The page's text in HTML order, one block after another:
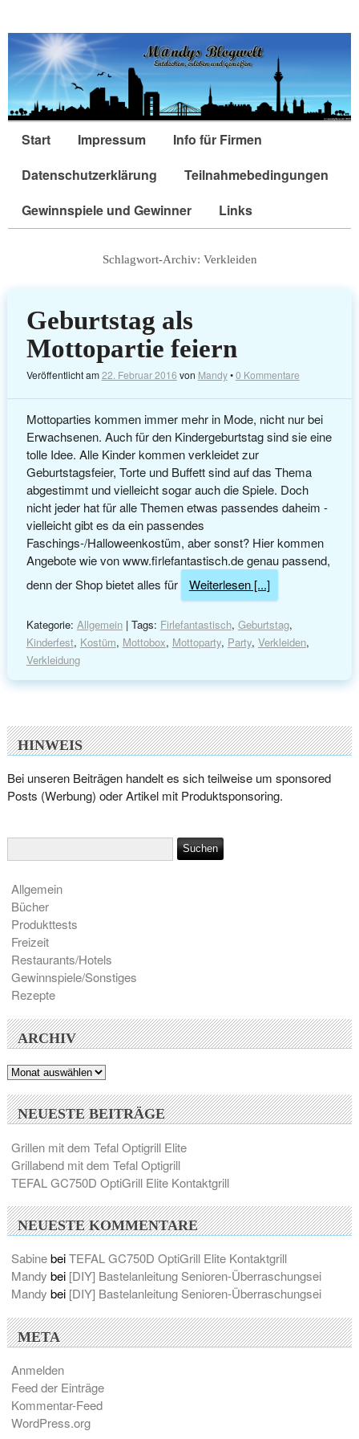
Start Impressum
Info für Firmen
Datenschutzerklärung
Teilnahmebedingungen
Gewinnspiele und Gewinner
Links
Schlagwort-Archiv: Verkleiden
Geburtstag als
Mottopartie feiern
Veröffentlicht am22. Februar 2016 von Mandy•0 Kommentare
Mottoparties kommen immer mehr in Mode, nicht nur bei
Erwachsenen. Auch für den Kindergeburtstag sind sie eine
tolle Idee. Alle Kinder kommen verkleidet zur
Geburtstagsfeier, Torte und Buffett sind auf das Thema
abgestimmt und vielleicht sogar auch die Spiele. Doch
nicht jeder hat für alle Themen etwas passendes daheim -
vielleicht gibt es da ein passendes
Faschings-/Halloweenkostüm, aber sonst? Hier kommen
Angebote wie von www.firlefantastisch.de genau passend,
denn der Shop bietet alles für
Weiterlesen [...]
Kategorie: Allgemein| Tags: Firlefantastisch, Geburtstag,
Kinderfest, Kostüm, Mottobox, Mottoparty, Party, Verkleiden,
Verkleidung
HINWEIS
Bei unseren Beiträgen handelt es sich teilweise um sponsored
Posts (Werbung) oder Artikel mit Produktsponsoring.
Allgemein
Bücher
Produkttests
Freizeit
Restaurants/Hotels
Gewinnspiele/Sonstiges
Rezepte
ARCHIV
Archiv
NEUESTE BEITRÄGE
Grillen mit dem Tefal Optigrill Elite
Grillabend mit dem Tefal Optigrill
TEFAL GC750D OptiGrill Elite Kontaktgrill
NEUESTE KOMMENTARE
SabinebeiTEFAL GC750D OptiGrill Elite Kontaktgrill
Mandy bei [DIY] Bastelanleitung Senioren-Überraschungsei
Mandy bei [DIY] Bastelanleitung Senioren-Überraschungsei
META
Anmelden
Feed der Einträge
Kommentar-Feed
WordPress.org